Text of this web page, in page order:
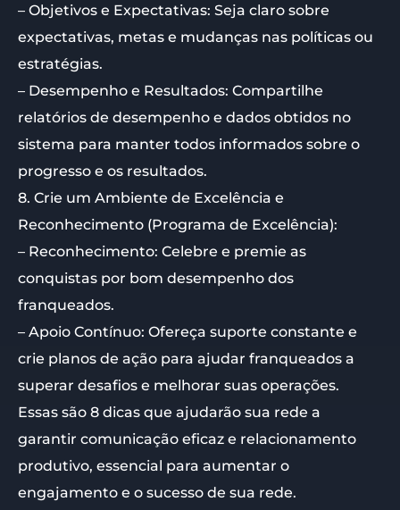
– Objetivos e Expectativas: Seja claro sobre
expectativas, metas e mudanças nas políticas ou
estratégias.
– Desempenho e Resultados: Compartilhe
relatórios de desempenho e dados obtidos no
sistema para manter todos informados sobre o
progresso e os resultados.
8. Crie um Ambiente de Excelência e
Reconhecimento (Programa de Excelência):
– Reconhecimento: Celebre e premie as
conquistas por bom desempenho dos
franqueados.
– Apoio Contínuo: Ofereça suporte constante e
crie planos de ação para ajudar franqueados a
superar desafios e melhorar suas operações.
Essas são 8 dicas que ajudarão sua rede a
garantir comunicação eficaz e relacionamento
produtivo, essencial para aumentar o
engajamento e o sucesso de sua rede.